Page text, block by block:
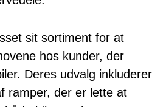
sit sortiment for at
hos kunder, der
Deres udvalg inkluderer
ramper, der er lette at